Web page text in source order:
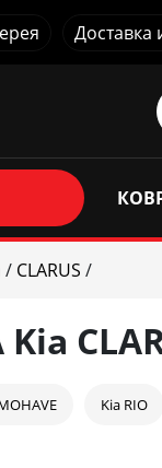
Доставка
/ CLARUS /
Kia RIO